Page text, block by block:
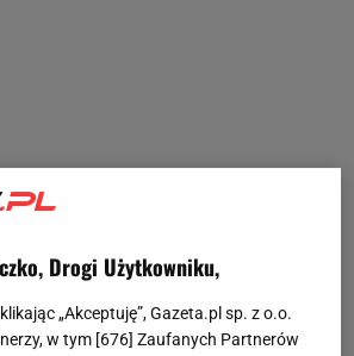
Drogi Użytkowniku,
„Akceptuję”, Gazeta.pl sp. z o.o.
w tym [676] Zaufanych Partnerów